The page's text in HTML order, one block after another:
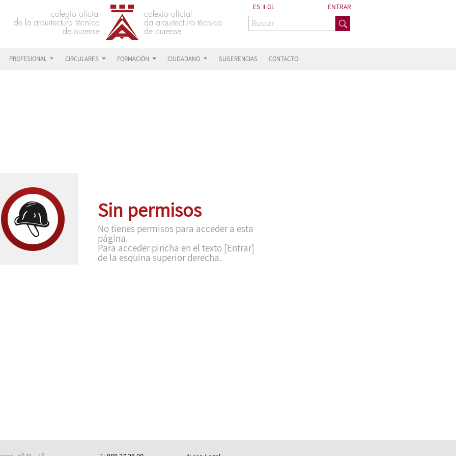
ES GL ENTRAR
PROFESIONAL CIRCULARES FORMACIÓN CIUDADANO SUGERENCIAS CONTACTO
Sin permisos
No tienes permisos para acceder a esta
página.
Para acceder pincha en el texto [Entrar]
de la esquina superior derecha.